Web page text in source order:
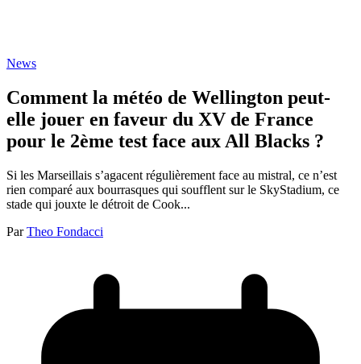
News
Comment la météo de Wellington peut-
elle jouer en faveur du XV de France
pour le 2ème test face aux All Blacks ?
Si les Marseillais s’agacent régulièrement face au mistral, ce n’est
rien comparé aux bourrasques qui soufflent sur le SkyStadium, ce
stade qui jouxte le détroit de Cook...
Par Theo Fondacci